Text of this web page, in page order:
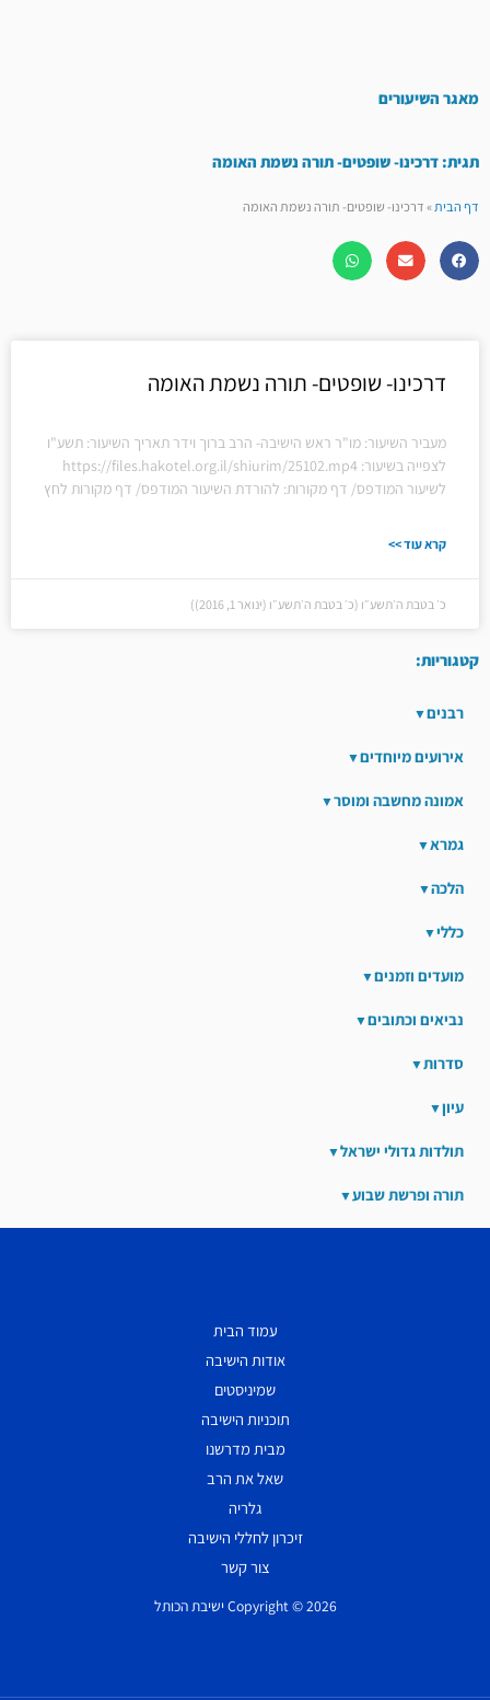
מאגר השיעורים
תגית: דרכינו- שופטים- תורה נשמת האומה
דף הבית»דרכינו- שופטים- תורה נשמת האומה
דרכינו- שופטים- תורה נשמת האומה
מעביר השיעור: מו"ר ראש הישיבה- הרב ברוך וידר תאריך השיעור: תשע"ו
לשיעור המודפס/ דף מקורות: להורדת השיעור המודפס/ דף מקורות לחץ
קרא עוד >>
כ׳ בטבת ה׳תשע״ו (כ׳ בטבת ה׳תשע״ו (ינואר 1, 2016))
קטגוריות:
רבנים
אירועים מיוחדים
אמונה מחשבה ומוסר
גמרא
הלכה
כללי
מועדים וזמנים
נביאים וכתובים
סדרות
עיון
תולדות גדולי ישראל
תורה ופרשת שבוע
עמוד הבית
אודות הישיבה
שמיניסטים
תוכניות הישיבה
מבית מדרשנו
שאל את הרב
גלריה
זיכרון לחללי הישיבה
צור קשר
Copyright © 2026 ישיבת הכותל